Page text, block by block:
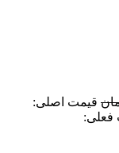
قیمت اصلی:
فعلی: